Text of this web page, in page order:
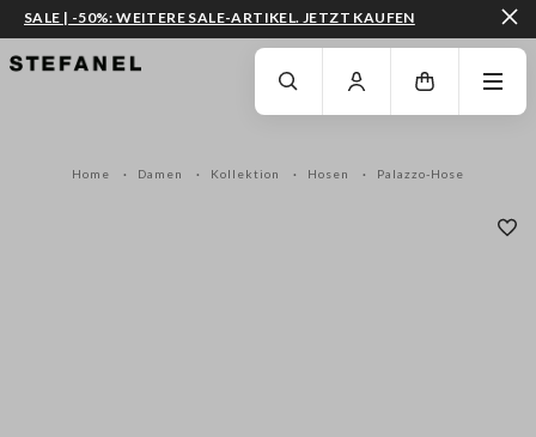
ZUM HAUPTINHALT SPRINGEN GEHEN SIE ZUM ENDE DER SEITE
SALE | -50%: WEITERE SALE-ARTIKEL. JETZT KAUFEN
Home Damen Kollektion Hosen Palazzo-Hose